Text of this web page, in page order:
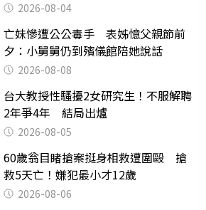
2026-08-04
亡妹慘遭公公毒手 表姊憶父親節前
夕：小舅舅仍到殯儀館陪她說話
2026-08-08
台大教授性騷擾2女研究生！不服解聘
2年爭4年 結局出爐
2026-08-05
60歲翁目睹搶案挺身相救遭圍毆 搶
救5天亡！嫌犯最小才12歲
2026-08-06